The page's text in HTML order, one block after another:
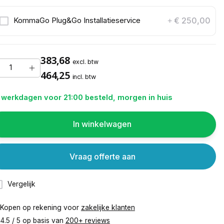
KommaGo Plug&Go Installatieservice + € 250,00
383,68 excl. btw
464,25 incl. btw
werkdagen voor 21:00 besteld, morgen in huis
In winkelwagen
Vergelijk
Vraag offerte aan
Kopen op rekening voor zakelijke klanten
4.5 / 5 op basis van 200+ reviews